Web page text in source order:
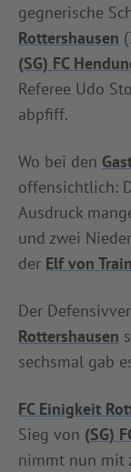
gegnerische
Rottershausen
(SG) FC
Referee Udo
abpfiff.
Wo bei den
offensichtlich:
Ausdruck
und zwei
der Elf von
Der
Rottershausen
sechsmal gab
FC Einigkeit
Sieg von (SG)
nimmt nun mit